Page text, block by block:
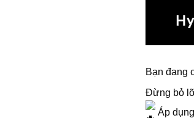
Bạn đang
Đừng bỏ
Áp